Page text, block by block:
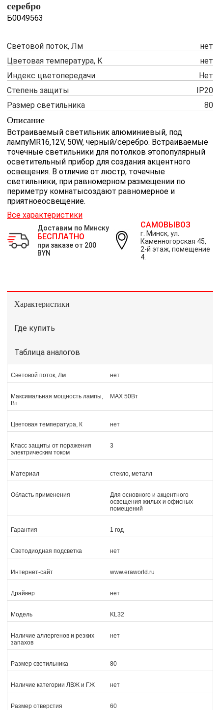
серебро
Б0049563
Световой поток, Лм
нет
Цветовая температура, К
нет
Индекс цветопередачи
Нет
Степень защиты
IP20
Размер светильника
80
Описание
Встраиваемый светильник алюминиевый, под
лампуMR16,12V, 50W, черный/серебро. Встраиваемые
точечные светильники для потолков этопопулярный
осветительный прибор для создания акцентного
освещения. В отличие от люстр, точечные
светильники, при равномерном размещении по
периметру комнатысоздают равномерное и
приятноеосвещение.
Все характеристики
Доставим по Минску
БЕСПЛАТНО
при заказе от 200
BYN
САМОВЫВОЗ
г. Минск, ул.
Каменногорская 45,
2-й этаж, помещение
4.
Характеристики
Где купить
Таблица аналогов
Световой поток, Лм нет
Максимальная мощность лампы,
Вт
MAX 50Вт
Цветовая температура, К нет
Класс защиты от поражения
электрическим током
3
Материал стекло, металл
Область применения
Для основного и акцентного
освещения жилых и офисных
помещений
Гарантия 1 год
Светодиодная подсветка нет
Интернет-сайт www.eraworld.ru
Драйвер нет
Модель KL32
Наличие аллергенов и резких
запахов
нет
Размер светильника 80
Наличие категории ЛВЖ и ГЖ нет
Размер отверстия 60